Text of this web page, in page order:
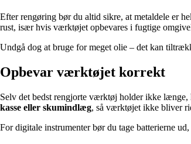
Efter rengøring bør du altid sikre, at metaldele er
rust, især hvis værktøjet opbevares i fugtige
Undgå dog at bruge for meget olie – det kan
Opbevar værktøjet korrekt
Selv det bedst rengjorte værktøj holder ikke
kasse eller skumindlæg, så værktøjet ikke bliver
For digitale instrumenter bør du tage batterierne